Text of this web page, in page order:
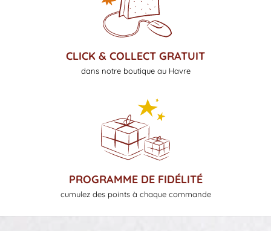
CLICK & COLLECT GRATUIT
dans notre boutique au Havre
PROGRAMME DE FIDÉLITÉ
cumulez des points à chaque commande